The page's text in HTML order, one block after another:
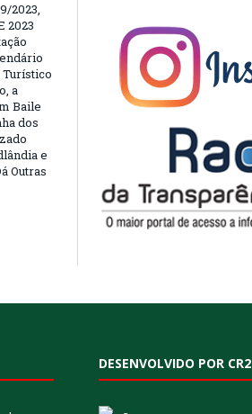
2023,
2023
Turístico
a
Baile
dos
e
Outras
DESENVOLVIDO POR CR2